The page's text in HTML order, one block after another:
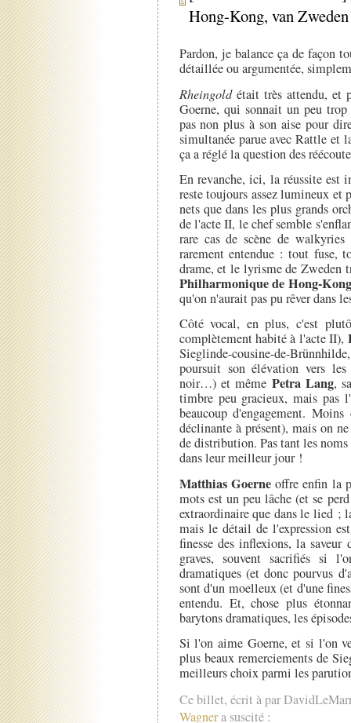
Hong-Kong, van Zweden
Pardon, je balance ça de façon
détaillée ou argumentée,
Rheingoldétait très attendu, et
Goerne, qui sonnait un peu
pas non plus à son aise pour
simultanée parue avec Rattle et
ça a réglé la question des
En revanche, ici, la réussite est
reste toujours assez lumineux et
nets que dans les plus grands
de l'acte II, le chef semble
rare cas de scène de
rarement entendue : tout fuse,
drame, et le lyrisme de Zweden
Philharmonique de Hong-Kong
qu'on n'aurait pas pu rêver dans
Côté vocal, en plus, c'est
complètement habité à l'acte II),
Sieglinde-cousine-de-
poursuit son élévation vers
noir…) et même Petra Lang,
timbre peu gracieux, mais pas
beaucoup d'engagement.
déclinante à présent), mais on
de distribution. Pas tant les
dans leur meilleur jour !
Matthias Goerneoffre enfin la
mots est un peu lâche (et se
extraordinaire que dans le lied ;
mais le détail de l'expression
finesse des inflexions, la saveur
graves, souvent sacrifiés si
dramatiques (et donc pourvus
sont d'un moelleux (et d'une
entendu. Et, chose plus
barytons dramatiques, les
Si l'on aime Goerne, et si l'on
plus beaux remerciements de
meilleurs choix parmi les
Ce billet, écrit à par
Wagnera suscité :